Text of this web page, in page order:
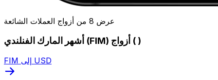
عرض 8 من أزواج العملات الشائعة
أشهر المارك الفنلندي (FIM) أزواج ( )
FIM إلى USD